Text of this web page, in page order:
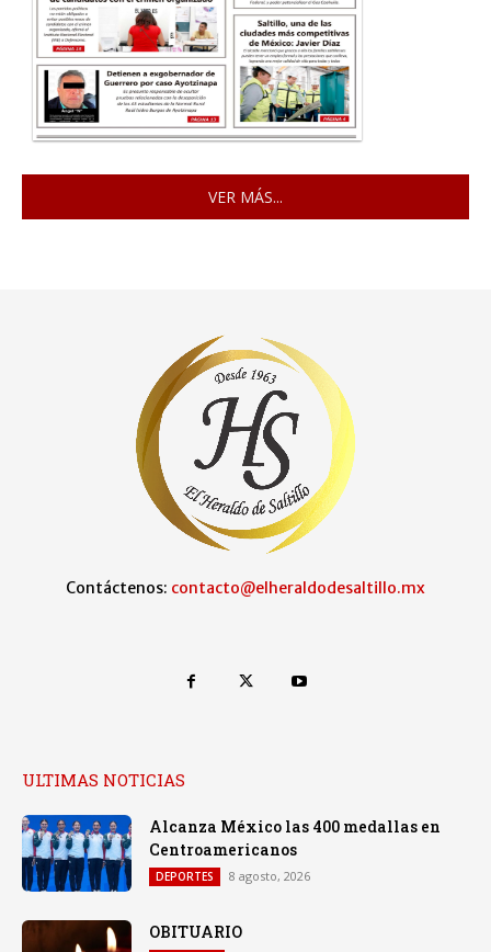
VER MÁS...
Contáctenos: contacto@elheraldodesaltillo.mx
ULTIMAS NOTICIAS
Alcanza México las 400 medallas en
Centroamericanos
DEPORTES 8 agosto, 2026
OBITUARIO